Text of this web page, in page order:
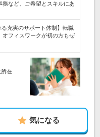
など、ご希望とスキルにあ
る充実のサポート体制】転職
オフィスワークが初の方もぜ
所在
気になる